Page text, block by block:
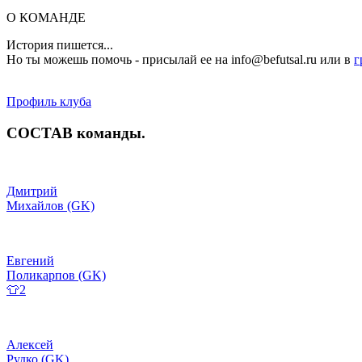
О КОМАНДЕ
История пишется...
Но ты можешь помочь - присылай ее на info@befutsal.ru или в
Профиль клуба
СОСТАВ команды.
Дмитрий
Михайлов (GK)
Евгений
Поликарпов (GK)
👕2
Алексей